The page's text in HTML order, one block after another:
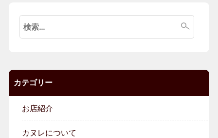
検
索:
カテゴリー
お店紹介
カヌレについて